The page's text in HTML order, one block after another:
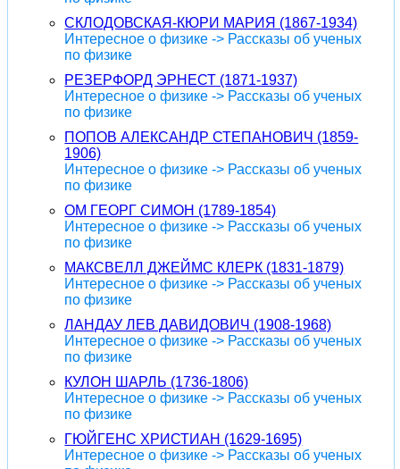
СКЛОДОВСКАЯ-КЮРИ МАРИЯ (1867-1934)
Интересное о физике -> Рассказы об ученых
по физике
РЕЗЕРФОРД ЭРНЕСТ (1871-1937)
Интересное о физике -> Рассказы об ученых
по физике
ПОПОВ АЛЕКСАНДР СТЕПАНОВИЧ (1859-
1906)
Интересное о физике -> Рассказы об ученых
по физике
ОМ ГЕОРГ СИМОН (1789-1854)
Интересное о физике -> Рассказы об ученых
по физике
МАКСВЕЛЛ ДЖЕЙМС КЛЕРК (1831-1879)
Интересное о физике -> Рассказы об ученых
по физике
ЛАНДАУ ЛЕВ ДАВИДОВИЧ (1908-1968)
Интересное о физике -> Рассказы об ученых
по физике
КУЛОН ШАРЛЬ (1736-1806)
Интересное о физике -> Рассказы об ученых
по физике
ГЮЙГЕНС ХРИСТИАН (1629-1695)
Интересное о физике -> Рассказы об ученых